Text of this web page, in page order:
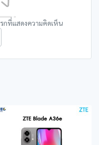
กที่แสดงความคิดเห็น